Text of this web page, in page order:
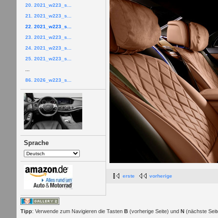
20. 2021_w223_s...
21. 2021_w223_s...
22. 2021_w223_s...
23. 2021_w223_s...
24. 2021_w223_s...
25. 2021_w223_s...
86. 2026_w223_s...
Sprache
erste vorherige
Tipp: Verwende zum Navigieren die Tasten B(vorherige Seite) und N(nächste